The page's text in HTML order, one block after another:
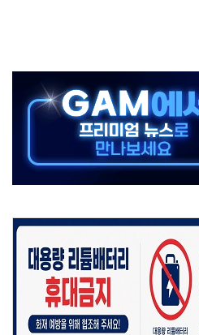
원 최대 33% 감축
감소한 9.4%↓…유통업계 양극화 심화
비아 대통령 취임식 참석
강한 비...호우 피해 없어